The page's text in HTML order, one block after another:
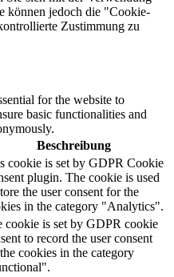
können jedoch die "Cookie-
Zustimmung zu
for the website to
basic functionalities and
Beschreibung
cookie is set by GDPR Cookie
plugin. The cookie is used
the user consent for the
in the category "Analytics".
cookie is set by GDPR cookie
to record the user consent
cookies in the category